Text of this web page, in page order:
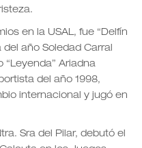
en la USAL, fue “Delfín
año Soledad Carral
“Leyenda” Ariadna
del año 1998,
internacional y jugó en
Sra del Pilar, debutó el